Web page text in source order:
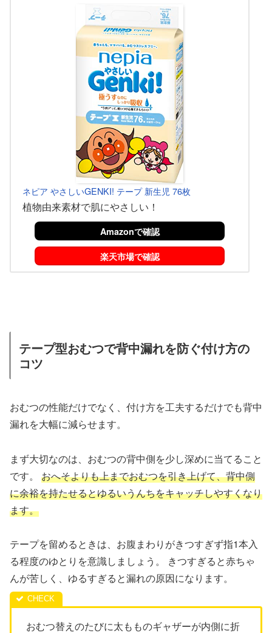
ネピア やさしいGENKI! テープ 新生児 76枚
植物由来素材で肌にやさしい！
Amazonで確認
楽天市場で確認
テープ型おむつで背中漏れを防ぐ付け方の
コツ
おむつの性能だけでなく、付け方を工夫するだけでも背中
漏れを大幅に減らせます。
まず大切なのは、おむつの背中側を少し深めに当てること
です。 おへそよりも上までおむつを引き上げて、背中側
に余裕を持たせるとゆるいうんちをキャッチしやすくなり
ます。
テープを留めるときは、お腹まわりがきつすぎず指1本入
る程度のゆとりを意識しましょう。 きつすぎると赤ちゃ
んが苦しく、ゆるすぎると漏れの原因になります。
おむつ替えのたびに太もものギャザーが内側に折